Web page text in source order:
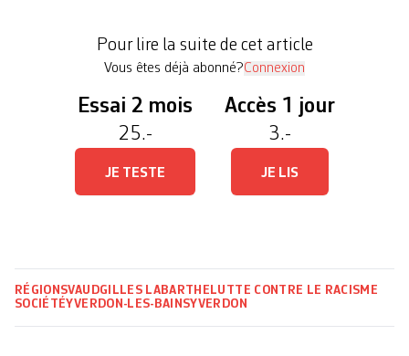
Pour lire la suite de cet article
Vous êtes déjà abonné?Connexion
Essai 2 mois
25.-
JE TESTE
Accès 1 jour
3.-
JE LIS
RÉGIONSVAUDGILLES LABARTHE LUTTE CONTRE LE RACISME
SOCIÉTÉYVERDON-LES-BAINSYVERDON